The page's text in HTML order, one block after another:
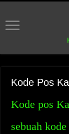
Kode Pos
Kode pos
sebuah